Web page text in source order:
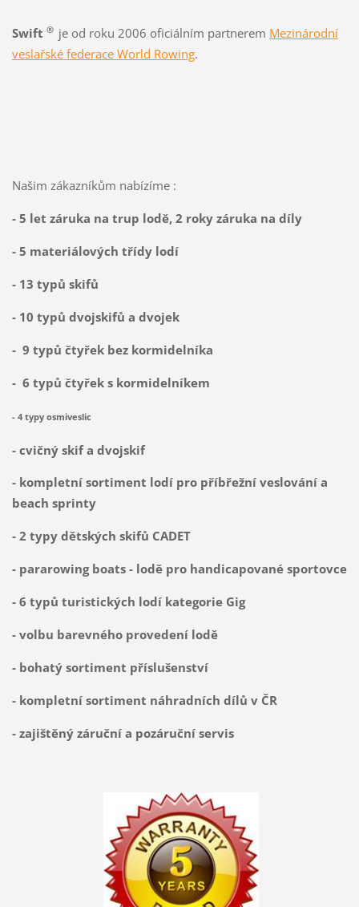
Swift ® je od roku 2006 oficiálním partnerem Mezinárodní
veslařské federace World Rowing.
Našim zákazníkům nabízíme :
- 5 let záruka na trup lodě, 2 roky záruka na díly
- 5 materiálových třídy lodí
- 13 typů skifů
- 10 typů dvojskifů a dvojek
- 9 typů čtyřek bez kormidelníka
- 6 typů čtyřek s kormidelníkem
- 4 typy osmiveslic
- cvičný skif a dvojskif
- kompletní sortiment lodí pro příbřežní veslování a
beach sprinty
- 2 typy dětských skifů CADET
- pararowing boats - lodě pro handicapované sportovce
- 6 typů turistických lodí kategorie Gig
- volbu barevného provedení lodě
- bohatý sortiment příslušenství
- kompletní sortiment náhradních dílů v ČR
- zajištěný záruční a pozáruční servis